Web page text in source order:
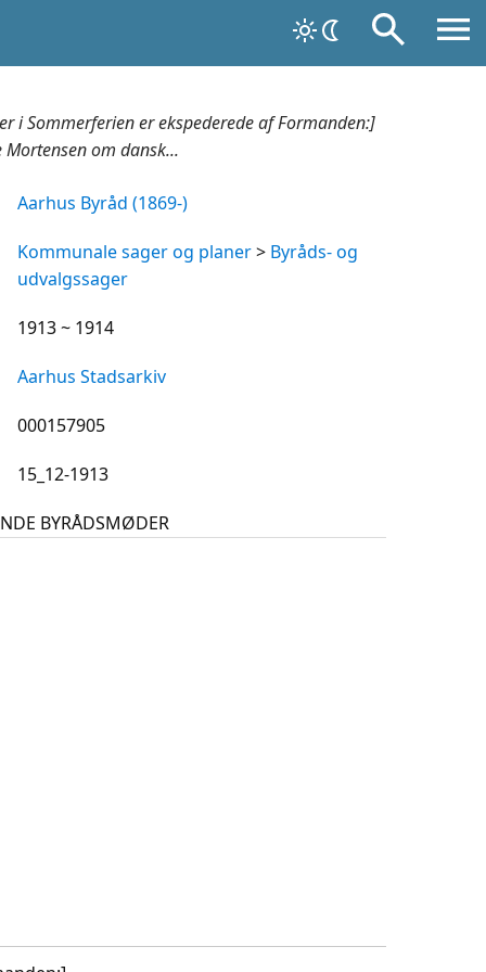
i Sommerferien er ekspederede af Formanden:]
om dansk...
Aarhus Byråd (1869-)
Kommunale sager og planer> Byråds- og
udvalgssager
1913 ~ 1914
Aarhus Stadsarkiv
000157905
15_12-1913
BYRÅDSMØDER